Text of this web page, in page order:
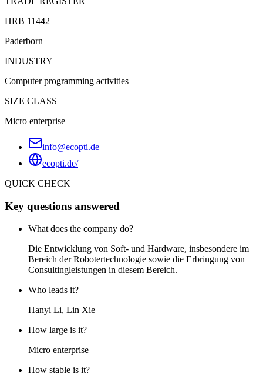
HRB 11442
Paderborn
INDUSTRY
Computer programming activities
SIZE CLASS
Micro enterprise
info@ecopti.de
ecopti.de/
QUICK CHECK
Key questions answered
What does the company do?
Die Entwicklung von Soft- und Hardware, insbesondere im
Bereich der Robotertechnologie sowie die Erbringung von
Consultingleistungen in diesem Bereich.
Who leads it?
Hanyi Li, Lin Xie
How large is it?
Micro enterprise
How stable is it?